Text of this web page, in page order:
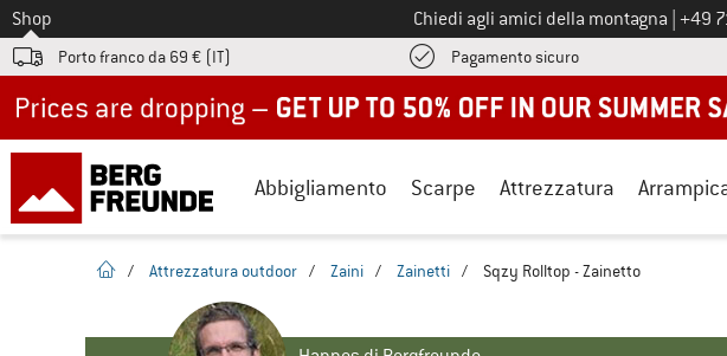
Allo
Shop Chiedi agli amici della montagna +49
Porto franco da 69 € (IT) Pagamento sicuroQui trovi le
Abbigliamento Scarpe Attrezzatura
pagina iniziale
/ Attrezzatura outdoor / Zaini / Zainetti / Sqzy Rolltop - Zainetto